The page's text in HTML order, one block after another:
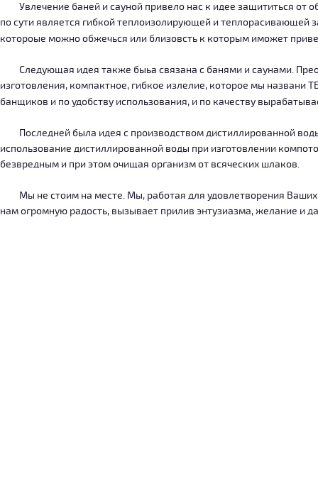
Увлечение баней и сауной привело нас к идее защититься от
по сути является гибкой теплоизолирующей и теплорасивающей
котороые можно обжечься или близовсть к которым иможет
Следующая идея также быьа связана с банями и саунами.
изготовления, компактное, гибкое излелие, которое мы
банщиков и по удобству использования, и по качеству
Последней была идея с производством дистиллированной
использование дистиллированной воды при изготовлении
безвредным и при этом очищая организм от всяческих шлаков.
Мы не стоим на месте. Мы, работая для удовлетворения Ваших
нам огромную радость, вызывает прилив энтузиазма, желание и